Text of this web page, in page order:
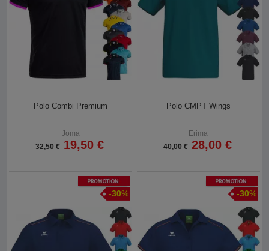
Polo Combi Premium
Joma
32,50 € 19,50 €
Polo CMPT Wings
Erima
40,00 € 28,00 €
Promotion
-30%
Promotion
-30%